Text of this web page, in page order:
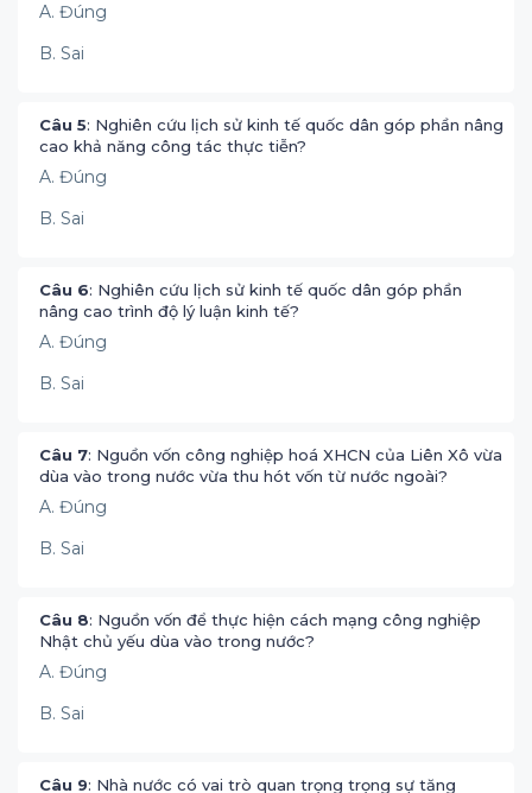
A. Đúng
B. Sai
Câu 5: Nghiên cứu lịch sử kinh tế quốc dân góp phần nâng
cao khả năng công tác thực tiễn?
A. Đúng
B. Sai
Câu 6: Nghiên cứu lịch sử kinh tế quốc dân góp phần
nâng cao trình độ lý luận kinh tế?
A. Đúng
B. Sai
Câu 7: Nguồn vốn công nghiệp hoá XHCN của Liên Xô vừa
dùa vào trong nước vừa thu hót vốn từ nước ngoài?
A. Đúng
B. Sai
Câu 8: Nguồn vốn để thực hiện cách mạng công nghiệp
Nhật chủ yếu dùa vào trong nước?
A. Đúng
B. Sai
Câu 9: Nhà nước có vai trò quan trọng trọng sự tăng